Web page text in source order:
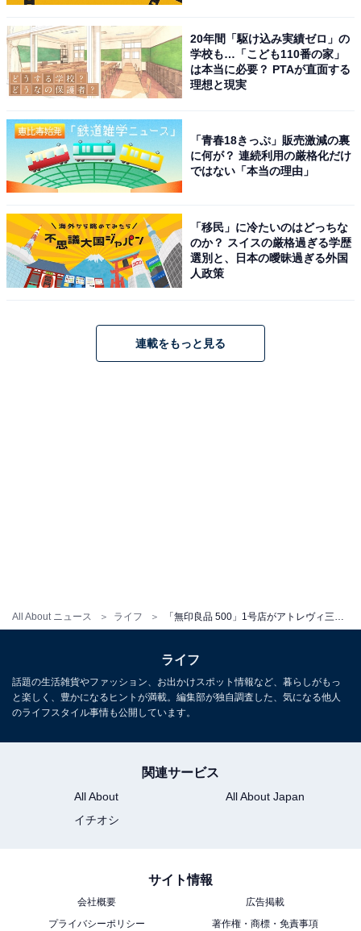
All About ニュース ライフ
20年間「駆け込み実績ゼロ」の
学校も…「こども110番の家」
は本当に必要？ PTAが直面する
理想と現実
「青春18きっぷ」販売激減の裏
に何が？ 連続利用の厳格化だけ
ではない「本当の理由」
「移民」に冷たいのはどっちな
のか？ スイスの厳格過ぎる学歴
選別と、日本の曖昧過ぎる外国
人政策
連載をもっと見る
ライフ
話題の生活雑貨やファッション、お出かけスポット情報など、暮らしがもっ
と楽しく、豊かになるヒントが満載。編集部が独自調査した、気になる他人
のライフスタイル事情も公開しています。
関連サービス
All About
All About Japan
イチオシ
サイト情報
会社概要
広告掲載
プライバシーポリシー
著作権・商標・免責事項